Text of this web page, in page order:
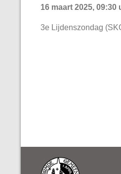
16 maart 2025, 09:30
3e Lijdenszondag